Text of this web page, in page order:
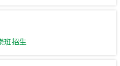
班招生